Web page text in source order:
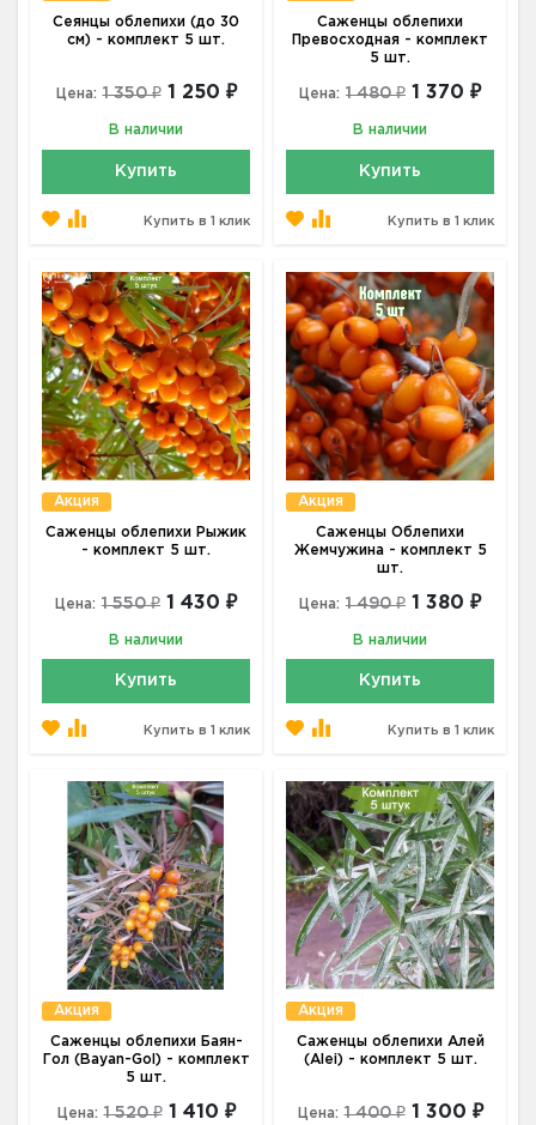
Сеянцы облепихи (до 30
см) - комплект 5 шт.
Цена: 1 350 ₽ 1 250 ₽
В наличии
Купить
Купить в 1 клик
Саженцы облепихи
Превосходная - комплект
5 шт.
Цена: 1 480 ₽ 1 370 ₽
В наличии
Купить
Купить в 1 клик
Акция
Саженцы облепихи Рыжик
- комплект 5 шт.
Цена: 1 550 ₽ 1 430 ₽
В наличии
Купить
Купить в 1 клик
Акция
Саженцы Облепихи
Жемчужина - комплект 5
шт.
Цена: 1 490 ₽ 1 380 ₽
В наличии
Купить
Купить в 1 клик
Акция
Саженцы облепихи Баян-
Гол (Bayan-Gol) - комплект
5 шт.
Цена: 1 520 ₽ 1 410 ₽
Акция
Саженцы облепихи Алей
(Alei) - комплект 5 шт.
Цена: 1 400 ₽ 1 300 ₽